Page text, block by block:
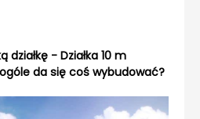
- Działka 10 m
da się coś wybudować?